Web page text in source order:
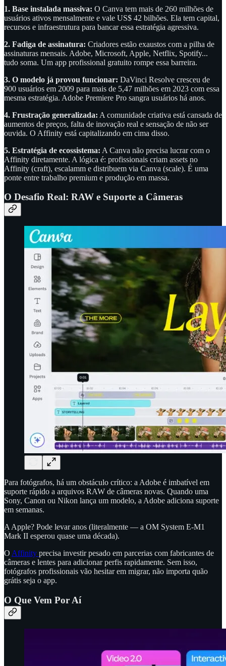
1. Base instalada massiva: O Canva tem mais de 260 milhões de
usuários ativos mensalmente e vale US$ 42 bilhões. Ela tem capital,
recursos e infraestrutura para bancar essa estratégia agressiva.
2. Fadiga de assinatura: Criadores estão exaustos com a pilha de
assinaturas mensais. Adobe, Microsoft, Apple, Netflix, Spotify...
tudo soma. Um app profissional gratuito rompe essa barreira.
3. O modelo já provou funcionar: DaVinci Resolve cresceu de
900 usuários em 2009 para mais de 5,47 milhões em 2023 com essa
mesma estratégia. Adobe Premiere Pro sangra usuários há anos.
4. Frustração generalizada: A comunidade criativa está cansada de
aumentos de preços, falta de inovação real e sensação de não ser
ouvida. O Affinity está capitalizando em cima disso.
5. Estratégia de ecossistema: A Canva não precisa lucrar com o
Affinity diretamente. A lógica é: profissionais criam assets no
Affinity (craft), escalamm e distribuem via Canva (scale). É uma
ponte entre trabalho premium e produção em massa.
O Desafio Real: RAW e Suporte a Câmeras
Para fotógrafos, há um obstáculo crítico: a Adobe é imbatível em
suporte rápido a arquivos RAW de câmeras novas. Quando uma
Sony, Canon ou Nikon lança um modelo, a Adobe adiciona suporte
em semanas.
A Apple? Pode levar anos (literalmente — a OM System E-M1
Mark II esperou quase uma década).
O Affinity precisa investir pesado em parcerias com fabricantes de
câmeras e lentes para adicionar perfis rapidamente. Sem isso,
fotógrafos profissionais vão hesitar em migrar, não importa quão
grátis seja o app.
O Que Vem Por Aí